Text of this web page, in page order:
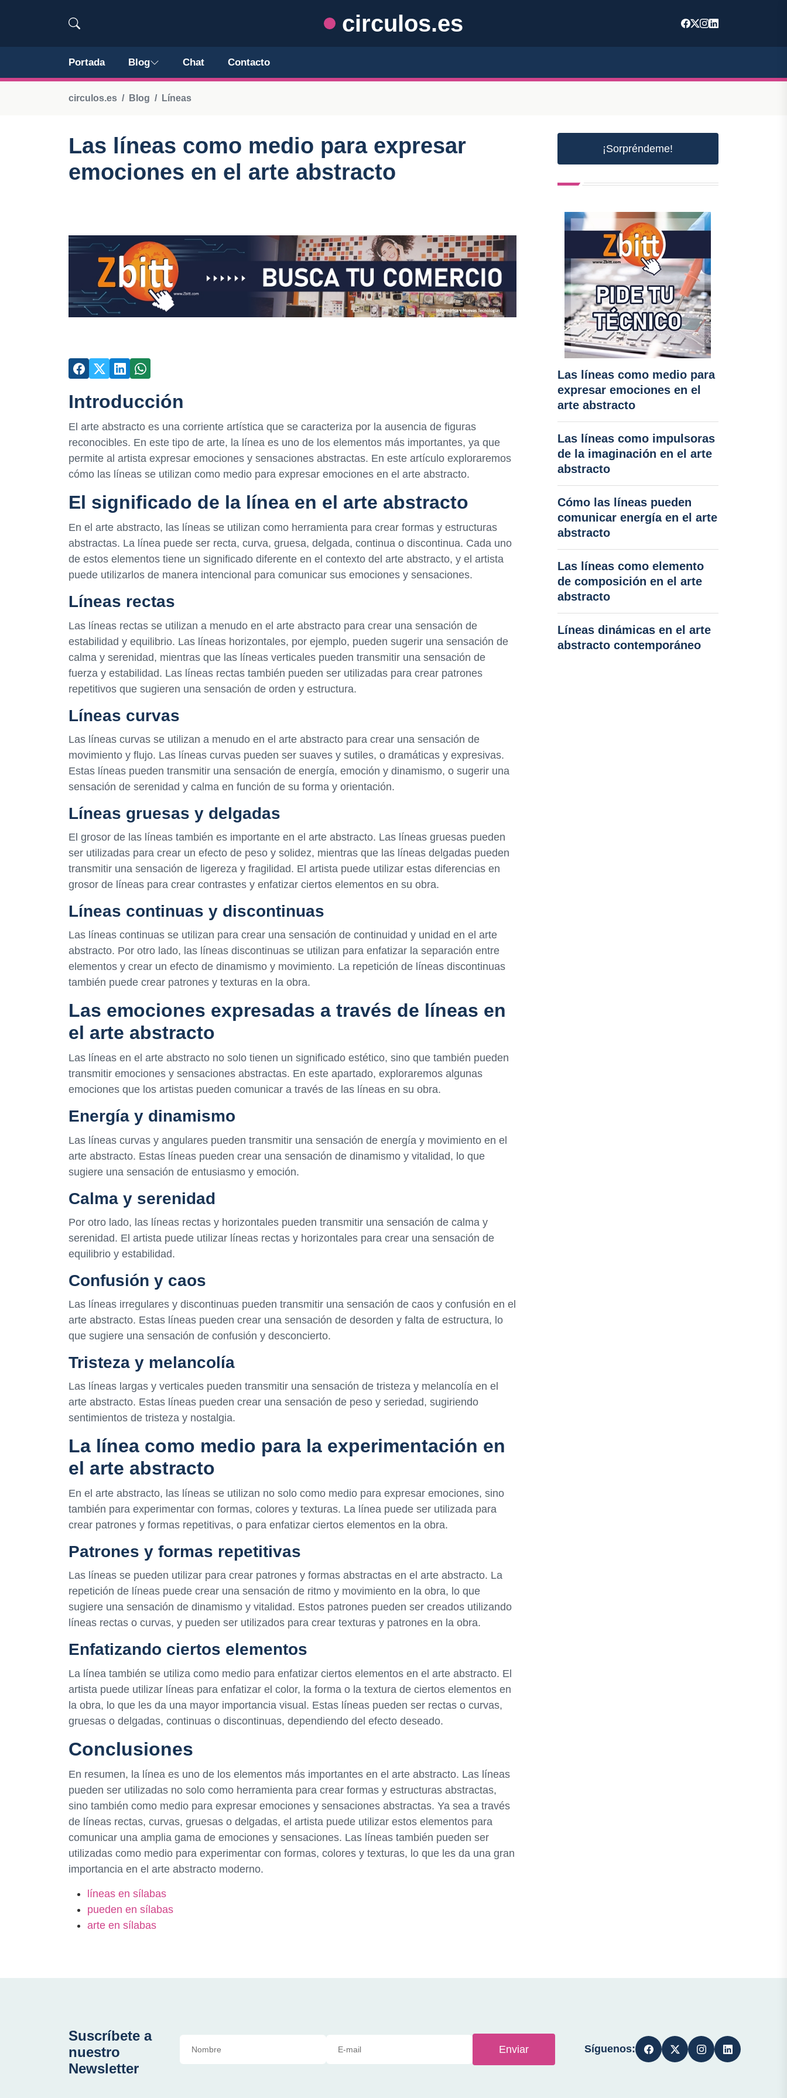
circulos.es
Portada Blog Chat Contacto
circulos.es Blog Líneas
Las líneas como medio para expresar
emociones en el arte abstracto
Introducción
El arte abstracto es una corriente artística que se caracteriza por la ausencia de figuras
reconocibles. En este tipo de arte, la línea es uno de los elementos más importantes, ya que
permite al artista expresar emociones y sensaciones abstractas. En este artículo exploraremos
cómo las líneas se utilizan como medio para expresar emociones en el arte abstracto.
El significado de la línea en el arte abstracto
En el arte abstracto, las líneas se utilizan como herramienta para crear formas y estructuras
abstractas. La línea puede ser recta, curva, gruesa, delgada, continua o discontinua. Cada uno
de estos elementos tiene un significado diferente en el contexto del arte abstracto, y el artista
puede utilizarlos de manera intencional para comunicar sus emociones y sensaciones.
Líneas rectas
Las líneas rectas se utilizan a menudo en el arte abstracto para crear una sensación de
estabilidad y equilibrio. Las líneas horizontales, por ejemplo, pueden sugerir una sensación de
calma y serenidad, mientras que las líneas verticales pueden transmitir una sensación de
fuerza y estabilidad. Las líneas rectas también pueden ser utilizadas para crear patrones
repetitivos que sugieren una sensación de orden y estructura.
Líneas curvas
Las líneas curvas se utilizan a menudo en el arte abstracto para crear una sensación de
movimiento y flujo. Las líneas curvas pueden ser suaves y sutiles, o dramáticas y expresivas.
Estas líneas pueden transmitir una sensación de energía, emoción y dinamismo, o sugerir una
sensación de serenidad y calma en función de su forma y orientación.
Líneas gruesas y delgadas
El grosor de las líneas también es importante en el arte abstracto. Las líneas gruesas pueden
ser utilizadas para crear un efecto de peso y solidez, mientras que las líneas delgadas pueden
transmitir una sensación de ligereza y fragilidad. El artista puede utilizar estas diferencias en
grosor de líneas para crear contrastes y enfatizar ciertos elementos en su obra.
Líneas continuas y discontinuas
Las líneas continuas se utilizan para crear una sensación de continuidad y unidad en el arte
abstracto. Por otro lado, las líneas discontinuas se utilizan para enfatizar la separación entre
elementos y crear un efecto de dinamismo y movimiento. La repetición de líneas discontinuas
también puede crear patrones y texturas en la obra.
Las emociones expresadas a través de líneas en
el arte abstracto
Las líneas en el arte abstracto no solo tienen un significado estético, sino que también pueden
transmitir emociones y sensaciones abstractas. En este apartado, exploraremos algunas
emociones que los artistas pueden comunicar a través de las líneas en su obra.
Energía y dinamismo
Las líneas curvas y angulares pueden transmitir una sensación de energía y movimiento en el
arte abstracto. Estas líneas pueden crear una sensación de dinamismo y vitalidad, lo que
sugiere una sensación de entusiasmo y emoción.
Calma y serenidad
Por otro lado, las líneas rectas y horizontales pueden transmitir una sensación de calma y
serenidad. El artista puede utilizar líneas rectas y horizontales para crear una sensación de
equilibrio y estabilidad.
Confusión y caos
Las líneas irregulares y discontinuas pueden transmitir una sensación de caos y confusión en el
arte abstracto. Estas líneas pueden crear una sensación de desorden y falta de estructura, lo
que sugiere una sensación de confusión y desconcierto.
Tristeza y melancolía
Las líneas largas y verticales pueden transmitir una sensación de tristeza y melancolía en el
arte abstracto. Estas líneas pueden crear una sensación de peso y seriedad, sugiriendo
sentimientos de tristeza y nostalgia.
La línea como medio para la experimentación en
el arte abstracto
En el arte abstracto, las líneas se utilizan no solo como medio para expresar emociones, sino
también para experimentar con formas, colores y texturas. La línea puede ser utilizada para
crear patrones y formas repetitivas, o para enfatizar ciertos elementos en la obra.
Patrones y formas repetitivas
Las líneas se pueden utilizar para crear patrones y formas abstractas en el arte abstracto. La
repetición de líneas puede crear una sensación de ritmo y movimiento en la obra, lo que
sugiere una sensación de dinamismo y vitalidad. Estos patrones pueden ser creados utilizando
líneas rectas o curvas, y pueden ser utilizados para crear texturas y patrones en la obra.
Enfatizando ciertos elementos
La línea también se utiliza como medio para enfatizar ciertos elementos en el arte abstracto. El
artista puede utilizar líneas para enfatizar el color, la forma o la textura de ciertos elementos en
la obra, lo que les da una mayor importancia visual. Estas líneas pueden ser rectas o curvas,
gruesas o delgadas, continuas o discontinuas, dependiendo del efecto deseado.
Conclusiones
En resumen, la línea es uno de los elementos más importantes en el arte abstracto. Las líneas
pueden ser utilizadas no solo como herramienta para crear formas y estructuras abstractas,
sino también como medio para expresar emociones y sensaciones abstractas. Ya sea a través
de líneas rectas, curvas, gruesas o delgadas, el artista puede utilizar estos elementos para
comunicar una amplia gama de emociones y sensaciones. Las líneas también pueden ser
utilizadas como medio para experimentar con formas, colores y texturas, lo que les da una gran
importancia en el arte abstracto moderno.
líneas en sílabas
pueden en sílabas
arte en sílabas
¡Sorpréndeme!
Las líneas como medio para
expresar emociones en el
arte abstracto
Las líneas como impulsoras
de la imaginación en el arte
abstracto
Cómo las líneas pueden
comunicar energía en el arte
abstracto
Las líneas como elemento
de composición en el arte
abstracto
Líneas dinámicas en el arte
abstracto contemporáneo
Suscríbete a
nuestro
Newsletter
Enviar Síguenos: